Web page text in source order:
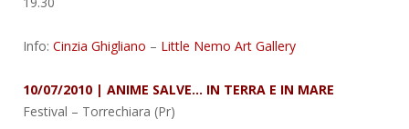
Info: Cinzia Ghigliano – Little Nemo Art Gallery
10/07/2010 | ANIME SALVE… IN TERRA E IN MARE
Festival – Torrechiara (Pr)